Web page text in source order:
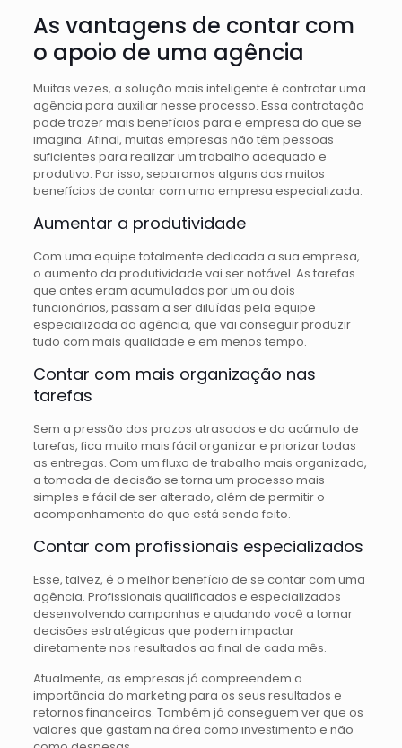
As vantagens de contar com
o apoio de uma agência
Muitas vezes, a solução mais inteligente é contratar uma
agência para auxiliar nesse processo. Essa contratação
pode trazer mais benefícios para e empresa do que se
imagina. Afinal, muitas empresas não têm pessoas
suficientes para realizar um trabalho adequado e
produtivo. Por isso, separamos alguns dos muitos
benefícios de contar com uma empresa especializada.
Aumentar a produtividade
Com uma equipe totalmente dedicada a sua empresa,
o aumento da produtividade vai ser notável. As tarefas
que antes eram acumuladas por um ou dois
funcionários, passam a ser diluídas pela equipe
especializada da agência, que vai conseguir produzir
tudo com mais qualidade e em menos tempo.
Contar com mais organização nas
tarefas
Sem a pressão dos prazos atrasados e do acúmulo de
tarefas, fica muito mais fácil organizar e priorizar todas
as entregas. Com um fluxo de trabalho mais organizado,
a tomada de decisão se torna um processo mais
simples e fácil de ser alterado, além de permitir o
acompanhamento do que está sendo feito.
Contar com profissionais especializados
Esse, talvez, é o melhor benefício de se contar com uma
agência. Profissionais qualificados e especializados
desenvolvendo campanhas e ajudando você a tomar
decisões estratégicas que podem impactar
diretamente nos resultados ao final de cada mês.
Atualmente, as empresas já compreendem a
importância do marketing para os seus resultados e
retornos financeiros. Também já conseguem ver que os
valores que gastam na área como investimento e não